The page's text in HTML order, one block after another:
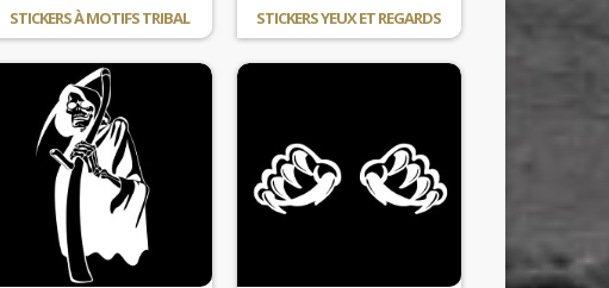
STICKERS À MOTIFS TRIBAL STICKERS YEUX ET REGARDS